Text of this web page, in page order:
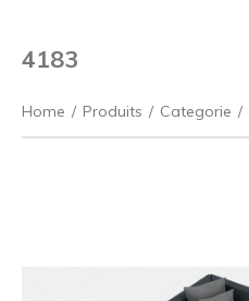
4183
Home / Produits / Categorie /